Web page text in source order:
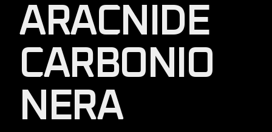
ARACNIDE
CARBONIO
NERA